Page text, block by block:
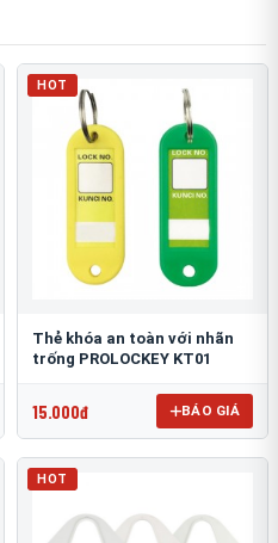
HOT
Thẻ khóa an toàn với nhãn
trống PROLOCKEY KT01
15.000đ BÁO GIÁ
HOT